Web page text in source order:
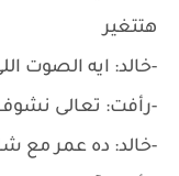
هتتغير
-خالد: ايه الصوت
-رأفت: تعالى
-خالد: ده عمر مع